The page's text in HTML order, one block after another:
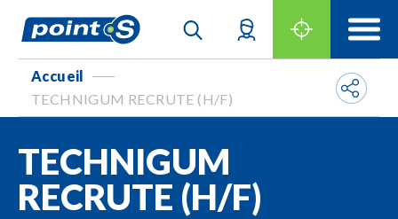
Accueil
-
TECHNIGUM RECRUTE (H/F)
TECHNIGUM
RECRUTE (H/F)